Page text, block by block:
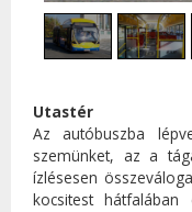
Utastér
Az autóbuszba
szemünket, az a
ízlésesen
kocsitest hátfalában